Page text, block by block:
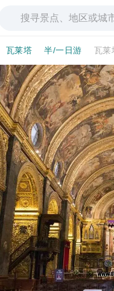
瓦莱塔 半/一日游 瓦莱